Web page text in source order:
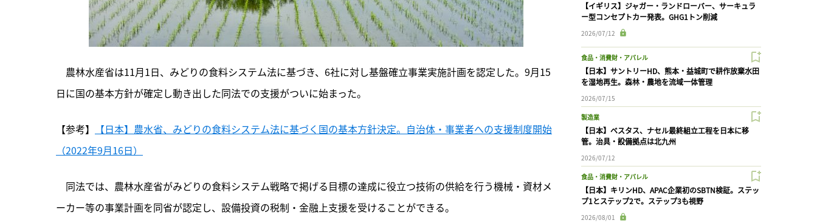
農林水産省は11月1日、みどりの食料システム法に基づき、6社に対し基盤確立事業実施計画を認定した。9月15
日に国の基本方針が確定し動き出した同法での支援がついに始まった。
【参考】
【日本】農水省、みどりの食料システム法に基づく国の基本方針決定。自治体・事業者への支援制度開始
（2022年9月16日）
同法では、農林水産省がみどりの食料システム戦略で掲げる目標の達成に役立つ技術の供給を行う機械・資材メ
ーカー等の事業計画を同省が認定し、設備投資の税制・金融上支援を受けることができる。
【イギリス】ジャガー・ランドローバー、サーキュラ
ー型コンセプトカー発表。GHG1トン削減
2026/07/12
食品・消費財・アパレル
【日本】サントリーHD、熊本・益城町で耕作放棄水田
を湿地再生。森林・農地を流域一体管理
2026/07/15
製造業
【日本】ベスタス、ナセル最終組立工程を日本に移
管。治具・設備拠点は北九州
2026/07/12
食品・消費財・アパレル
【日本】キリンHD、APAC企業初のSBTN検証。ステッ
プ1とステップ2で。ステップ3も視野
2026/08/01